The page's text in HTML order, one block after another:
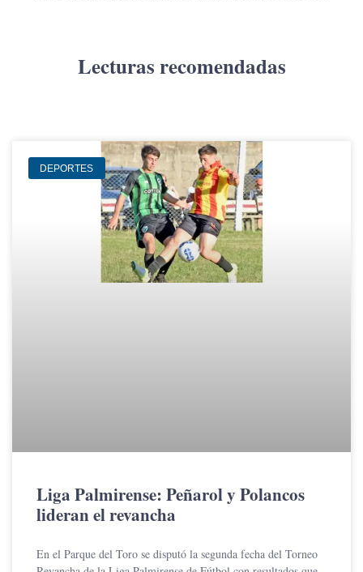
Lecturas recomendadas
DEPORTES
Liga Palmirense: Peñarol y Polancos
lideran el revancha
En el Parque del Toro se disputó la segunda fecha del Torneo